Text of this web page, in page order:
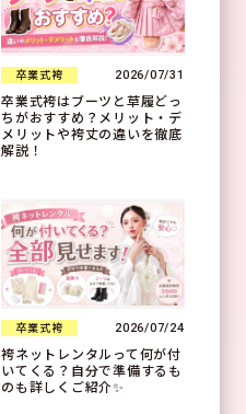
卒業式袴 2026/07/31
卒業式袴はブーツと草履どっ
ちがおすすめ？メリット・デ
メリットや袴丈の違いを徹底
解説！
卒業式袴 2026/07/24
袴ネットレンタルって何が付
いてくる？自分で準備するも
のも詳しくご紹介✨